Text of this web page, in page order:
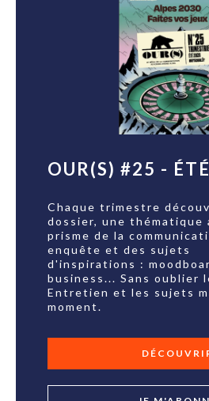
OUR(S) #25 -
Chaque trimestre
dossier, une thématique
prisme de la
enquête et des sujets
d'inspirations :
business... Sans oublier
Entretien et les sujets
moment.